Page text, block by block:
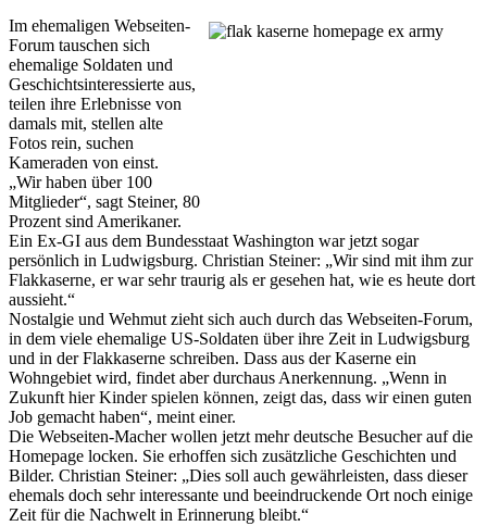
Im ehemaligen Webseiten-
Forum tauschen sich
ehemalige Soldaten und
Geschichtsinteressierte aus,
teilen ihre Erlebnisse von
damals mit, stellen alte
Fotos rein, suchen
Kameraden von einst.
„Wir haben über 100
Mitglieder“, sagt Steiner, 80
Prozent sind Amerikaner.
Ein Ex-GI aus dem Bundesstaat Washington war jetzt sogar
persönlich in Ludwigsburg. Christian Steiner: „Wir sind mit ihm zur
Flakkaserne, er war sehr traurig als er gesehen hat, wie es heute dort
aussieht.“
Nostalgie und Wehmut zieht sich auch durch das Webseiten-Forum,
in dem viele ehemalige US-Soldaten über ihre Zeit in Ludwigsburg
und in der Flakkaserne schreiben. Dass aus der Kaserne ein
Wohngebiet wird, findet aber durchaus Anerkennung. „Wenn in
Zukunft hier Kinder spielen können, zeigt das, dass wir einen guten
Job gemacht haben“, meint einer.
Die Webseiten-Macher wollen jetzt mehr deutsche Besucher auf die
Homepage locken. Sie erhoffen sich zusätzliche Geschichten und
Bilder. Christian Steiner: „Dies soll auch gewährleisten, dass dieser
ehemals doch sehr interessante und beeindruckende Ort noch einige
Zeit für die Nachwelt in Erinnerung bleibt.“